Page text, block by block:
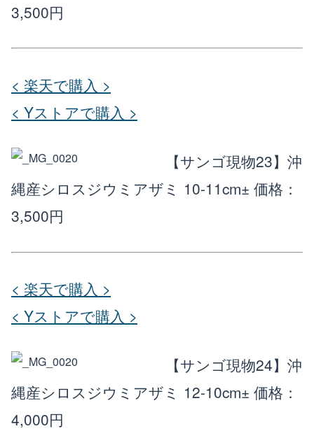
3,500円
< 楽天で購入 >
< Yストアで購入 >
【サンゴ現物23】沖
縄産シロスジウミアザミ 10-11cm± 価格：
3,500円
< 楽天で購入 >
< Yストアで購入 >
【サンゴ現物24】沖
縄産シロスジウミアザミ 12-10cm± 価格：
4,000円